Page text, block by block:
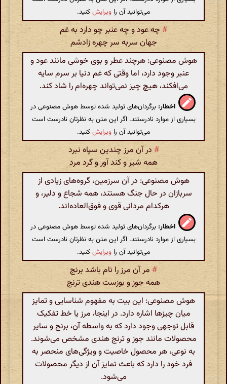
می‌توانید آن را ویرایشکنید.
# چه عود و چه عنبر چو دارد به غم
جهان سربه سر چهره زادشم
هوش مصنوعی: هرچند عطر و بوی خوشی مانند عود و
عنبر وجود دارد، اما وقتی که غم دنیا بر سرم سایه
می‌افکند، هیچ چیز نمی‌تواند چهره‌ام را شاد کند.
اخطار: برگردان‌های تولید شده توسط هوش مصنوعی در
بسیاری از موارد نادرستند. اگر این متن به نظرتان نادرست است
می‌توانید آن را ویرایشکنید.
# در آن مرز چندین سپاه نبرد
همه شیر و کند آور و گرد مرد
هوش مصنوعی: در آن سرزمین، گروه‌های زیادی از
سربازان در حال جنگ هستند، همه شجاع و دلیر، و
هرکدام مردانی قوی و فوق‌العاده‌اند.
اخطار: برگردان‌های تولید شده توسط هوش مصنوعی در
بسیاری از موارد نادرستند. اگر این متن به نظرتان نادرست است
می‌توانید آن را ویرایشکنید.
# مر آن مرز را نام باشد برنج
همه جوز و بوزست هندی ترنج
هوش مصنوعی: این بیت به مفهوم شناسایی و تمایز
میان چیزها اشاره دارد. در اینجا، مرز یا خط تفکیک
قابل توجهی وجود دارد که به واسطه آن، برنج و سایر
محصولات مانند جوز و ترنج هندی مشخص می‌شوند.
به نوعی، هر محصول خاصیت و ویژگی‌های منحصر به
فرد خود را دارد که باعث تمایز آن از دیگر محصولات
می‌شود.